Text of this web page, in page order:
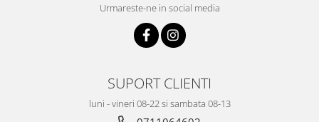
Urmareste-ne in social media
SUPORT CLIENTI
luni - vineri 08-22 si sambata 08-13